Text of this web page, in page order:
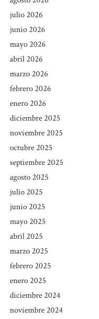
julio 2026
junio 2026
mayo 2026
abril 2026
marzo 2026
febrero 2026
enero 2026
diciembre 2025
noviembre 2025
octubre 2025
septiembre 2025
agosto 2025
julio 2025
junio 2025
mayo 2025
abril 2025
marzo 2025
febrero 2025
enero 2025
diciembre 2024
noviembre 2024